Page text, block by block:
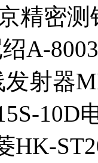
精密测
A-
发射器
10D
HK-